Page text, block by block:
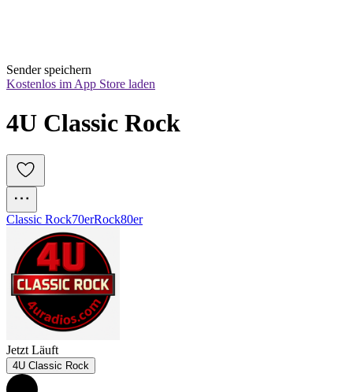
Sender speichern
Kostenlos im App Store laden
4U Classic Rock
Classic Rock70erRock80er
Jetzt Läuft
4U Classic Rock